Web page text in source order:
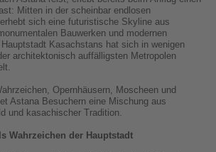
Mitten in der scheinbar endlosen
sich eine futuristische Skyline aus
Bauwerken und modernen
Kasachstans hat sich in wenigen
architektonisch auffälligsten Metropolen
Opernhäusern, Moscheen und
Astana Besuchern eine Mischung aus
und kasachischer Tradition.
Wahrzeichen der Hauptstadt